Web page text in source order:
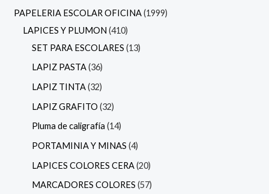
PAPELERIA ESCOLAR OFICINA 1999
LAPICES Y PLUMON 410
SET PARA ESCOLARES 13
LAPIZ PASTA 36
LAPIZ TINTA 32
LAPIZ GRAFITO 32
Pluma de caligrafía 14
PORTAMINIA Y MINAS 4
LAPICES COLORES CERA 20
MARCADORES COLORES 57